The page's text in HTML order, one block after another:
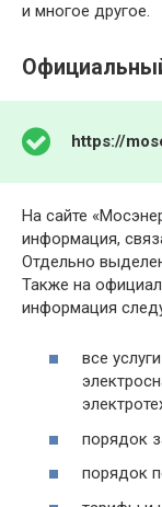
и многое другое.
https://
На сайте
информация,
Отдельно
Также на
информация
все
порядок
порядок